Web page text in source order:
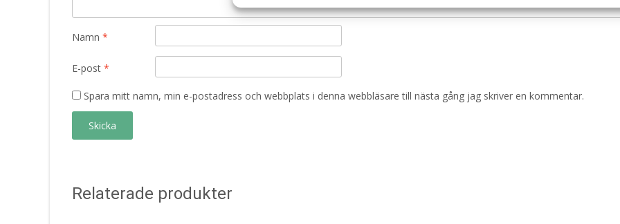
Namn *
E-post *
Spara mitt namn, min e-postadress och webbplats i denna webbläsare till nästa gång jag skriver en kommentar.
Relaterade produkter